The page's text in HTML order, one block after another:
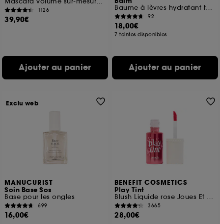
1126
39,90€
Ajouter au panier
Baume à lèvres hydratant teinté
92
18,00€
7 teintes disponibles
Ajouter au panier
MANUCURIST
Soin Base Sos
Base pour les ongles
699
16,00€
Exclu web
BENEFIT COSMETICS
Play Tint
Blush Liquide rose Joues Et Lèvres
3665
28,00€